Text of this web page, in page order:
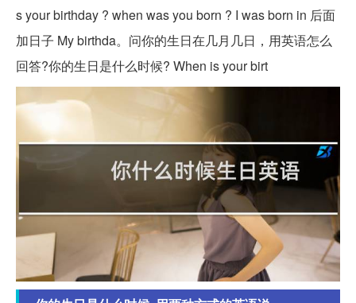
s your birthday ? when was you born ? I was born in 后面
加日子 My birthda。问你的生日在几月几日，用英语怎么
回答?你的生日是什么时候? When is your birt